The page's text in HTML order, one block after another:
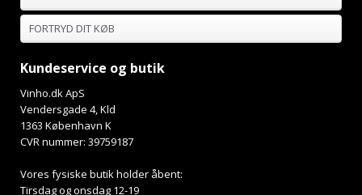
FORTRYD DIT KØB
Kundeservice og butik
Vinho.dk ApS
Vendersgade 4, Kld
1363 København K
CVR nummer: 39759187
Vores fysiske butik holder åbent:
Tirsdag og onsdag 12-19